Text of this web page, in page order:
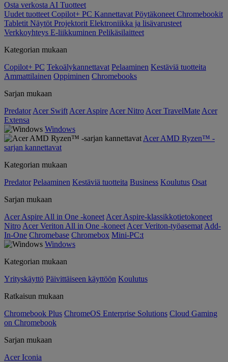
Osta verkosta AI Tuotteet
Uudet tuotteet Copilot+ PC Kannettavat Pöytäkoneet Chromebookit
Tabletit Näytöt Projektorit Elektroniikka ja lisävarusteet
Verkkoyhteys E-liikkuminen Pelikäsilaitteet
Kategorian mukaan
Copilot+ PC Tekoälykannettavat Pelaaminen Kestäviä tuotteita
Ammattilainen Oppiminen Chromebooks
Sarjan mukaan
Predator Acer Swift Acer Aspire Acer Nitro Acer TravelMate Acer
Extensa
Windows
Acer AMD Ryzen™ -
sarjan kannettavat
Kategorian mukaan
Predator Pelaaminen Kestäviä tuotteita Business Koulutus Osat
Sarjan mukaan
Acer Aspire All in One -koneet Acer Aspire-klassikkotietokoneet
Nitro Acer Veriton All in One -koneet Acer Veriton-työasemat Add-
In-One Chromebase Chromebox Mini-PC:t
Windows
Kategorian mukaan
Yrityskäyttö Päivittäiseen käyttöön Koulutus
Ratkaisun mukaan
Chromebook Plus ChromeOS Enterprise Solutions Cloud Gaming
on Chromebook
Sarjan mukaan
Acer Iconia